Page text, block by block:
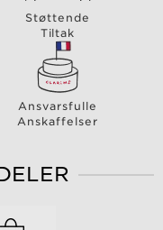
Støttende
Tiltak
Ansvarsfulle
Anskaffelser